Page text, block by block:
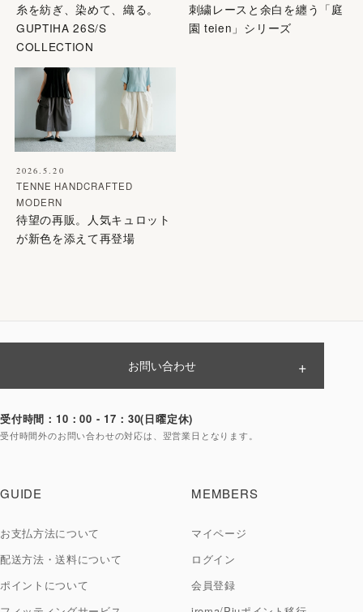
糸を紡ぎ、染めて、織る。
GUPTIHA 26S/S
COLLECTION
刺繍レースと余白を纏う「庭
園 teien」シリーズ
2026.5.20
TENNE HANDCRAFTED
MODERN
待望の再販。人気キュロット
が新色を添えて再登場
お問い合わせ
ご注文前のお問い合わせ
受付時間：10：00 - 17：30(日曜定休)
受付時間外のお問い合わせの対応は、翌営業日となります。
GUIDE
お支払方法について
配送方法・送料について
ポイントについて
MEMBERS
マイページ
ログイン
会員登録